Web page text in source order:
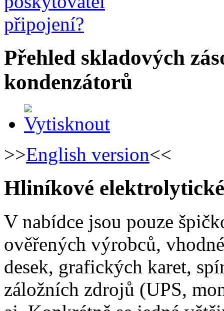
Přehled skladových
kondenzátorů
>>English version<<
Hliníkové
V nabídce jsou pouze
ověřených výrobců,
desek, grafických karet,
záložních zdrojů (UPS,